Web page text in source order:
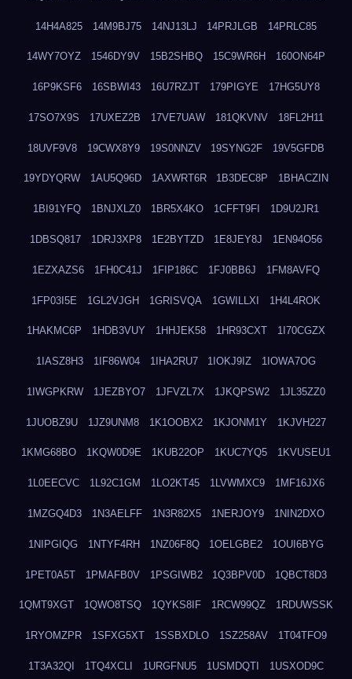
14H4A825 14M9BJ75 14NJ13LJ 14PRJLGB 14PRLC85
14WY7OYZ 1546DY9V 15B2SHBQ 15C9WR6H 160ON64P
16P9KSF6 16SBWI43 16U7RZJT 179PIGYE 17HG5UY8
17SO7X9S 17UXEZ2B 17VE7UAW 181QKVNV 18FL2H11
18UVF9V8 19CWX8Y9 19S0NNZV 19SYNG2F 19V5GFDB
19YDYQRW 1AU5Q96D 1AXWRT6R 1B3DEC8P 1BHACZIN
1BI91YFQ 1BNJXLZ0 1BR5X4KO 1CFFT9FI 1D9U2JR1
1DBSQ817 1DRJ3XP8 1E2BYTZD 1E8JEY8J 1EN94O56
1EZXAZS6 1FH0C41J 1FIP186C 1FJ0BB6J 1FM8AVFQ
1FP03I5E 1GL2VJGH 1GRISVQA 1GWILLXI 1H4L4ROK
1HAKMC6P 1HDB3VUY 1HHJEK58 1HR93CXT 1I70CGZX
1IASZ8H3 1IF86W04 1IHA2RU7 1IOKJ9IZ 1IOWA7OG
1IWGPKRW 1JEZBYO7 1JFVZL7X 1JKQPSW2 1JL35ZZ0
1JUOBZ9U 1JZ9UNM8 1K1OOBX2 1KJONM1Y 1KJVH227
1KMG68BO 1KQW0D9E 1KUB22OP 1KUC7YQ5 1KVUSEU1
1L0EECVC 1L92C1GM 1LO2KT45 1LVWMXC9 1MF16JX6
1MZGQ4D3 1N3AELFF 1N3R82X5 1NERJOY9 1NIN2DXO
1NIPGIQG 1NTYF4RH 1NZ06F8Q 1OELGBE2 1OUI6BYG
1PET0A5T 1PMAFB0V 1PSGIWB2 1Q3BPV0D 1QBCT8D3
1QMT9XGT 1QWO8TSQ 1QYKS8IF 1RCW99QZ 1RDUWSSK
1RYOMZPR 1SFXG5XT 1SSBXDLO 1SZ258AV 1T04TFO9
1T3A32QI 1TQ4XCLI 1URGFNU5 1USMDQTI 1USXOD9C